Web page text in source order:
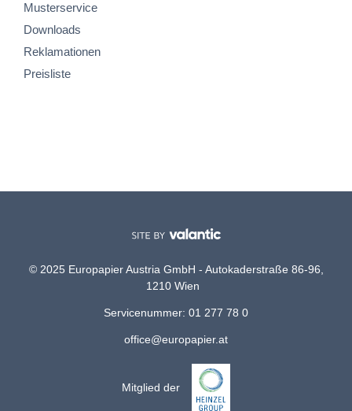
Musterservice
Downloads
Reklamationen
Preisliste
© 2025 Europapier Austria GmbH - Autokaderstraße 86-96,
1210 Wien
Servicenummer: 01 277 78 0
office@europapier.at
Mitglied der